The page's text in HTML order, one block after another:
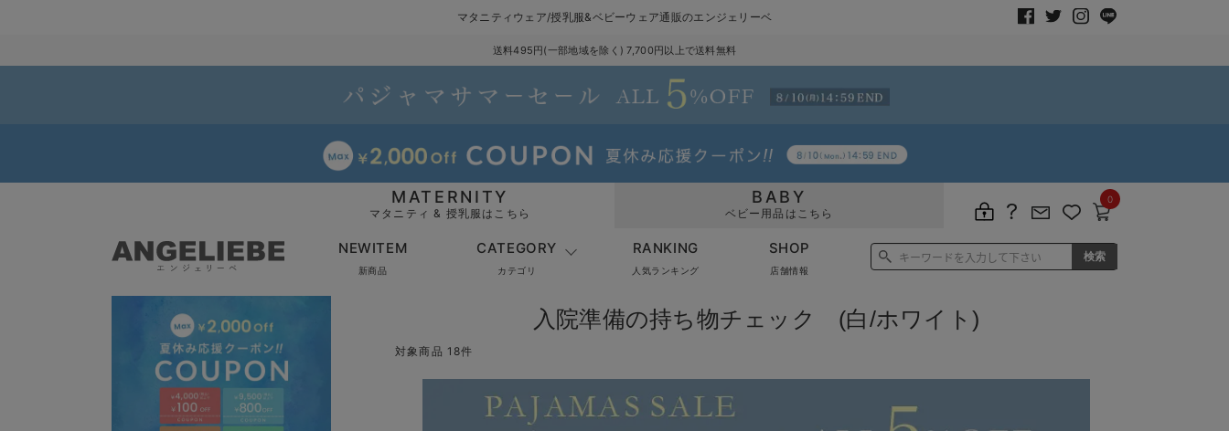
マタニティウェア/授乳服&ベビーウェア通販のエンジェリーベ
送料495円(一部地域を除く) 7,700円以上で送料無料
MATERNITY
マタニティ & 授乳服はこちら
BABY
ベビー用品はこちら
0
NEWITEM
新商品
CATEGORY
カテゴリ
RANKING
人気ランキング
SHOP
店舗情報
入院準備の持ち物チェック (白/ホワイト)
対象商品 18件